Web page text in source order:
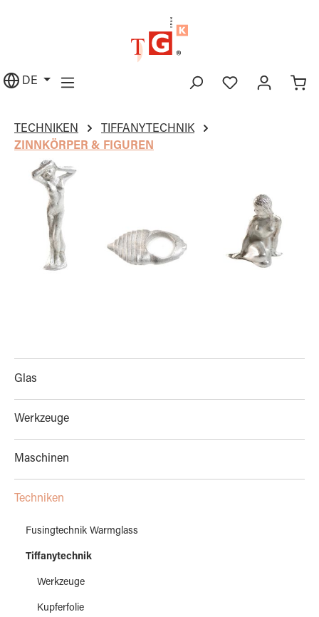
DE
TECHNIKEN
TIFFANYTECHNIK
ZINNKÖRPER & FIGUREN
Glas
Werkzeuge
Maschinen
Techniken
Fusingtechnik Warmglass
Tiffanytechnik
Werkzeuge
Kupferfolie